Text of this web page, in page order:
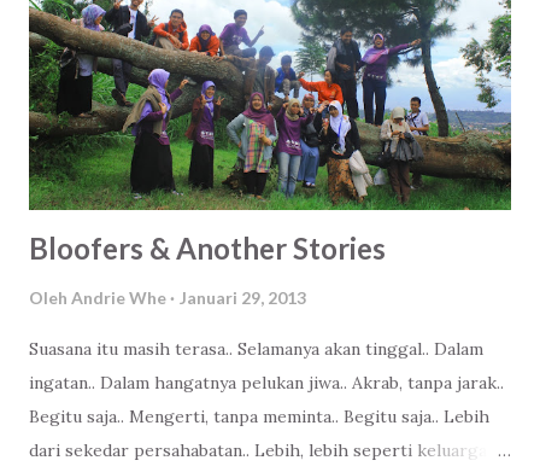
m
e
n
t
a
r
Bloofers & Another Stories
Oleh Andrie Whe Januari 29, 2013
Suasana itu masih terasa.. Selamanya akan tinggal.. Dalam
ingatan.. Dalam hangatnya pelukan jiwa.. Akrab, tanpa jarak..
Begitu saja.. Mengerti, tanpa meminta.. Begitu saja.. Lebih
dari sekedar persahabatan.. Lebih, lebih seperti keluarga...